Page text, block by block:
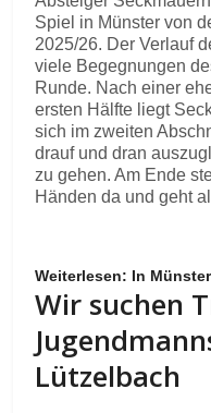
Spiel in Münster von
2025/26. Der Verlauf
viele Begegnungen
Runde. Nach einer
ersten Hälfte liegt
sich im zweiten
drauf und dran
zu gehen. Am Ende
Händen da und geht
Weiterlesen: In
Wir suchen
Lützelbach